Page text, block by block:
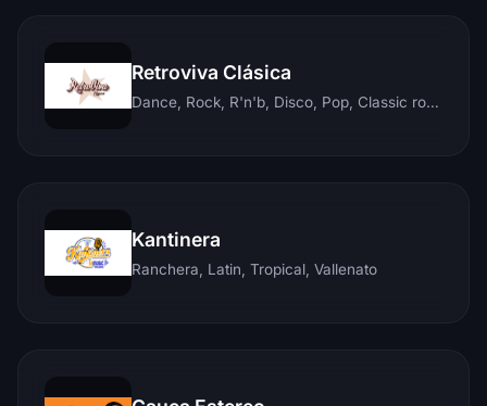
Retroviva Clásica
Dance, Rock, R'n'b, Disco, Pop, Classic rock, Techno, Reggae
Kantinera
Ranchera, Latin, Tropical, Vallenato